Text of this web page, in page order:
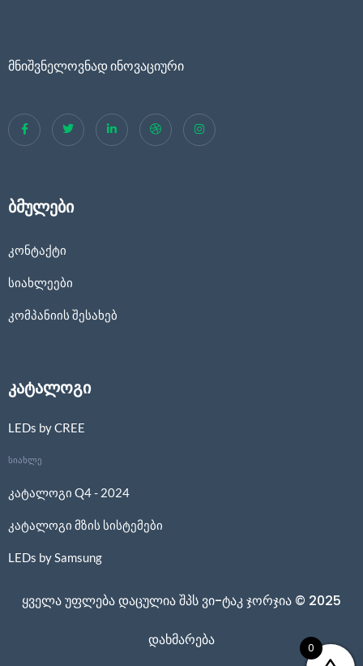
მნიშვნელოვნად ინოვაციური
ბმულები
კონტაქტი
სიახლეები
კომპანიის შესახებ
კატალოგი
LEDs by CREE
სიახლე
კატალოგი Q4 - 2024
კატალოგი მზის სისტემები
LEDs by Samsung
ყველა უფლება დაცულია შპს ვი-ტაკ ჯორჯია © 2025
დახმარება
0